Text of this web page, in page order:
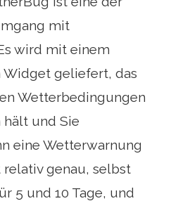
mit
wird mit einem
geliefert, das
Wetterbedingungen
und Sie
eine Wetterwarnung
relativ genau, selbst
5 und 10 Tage, und